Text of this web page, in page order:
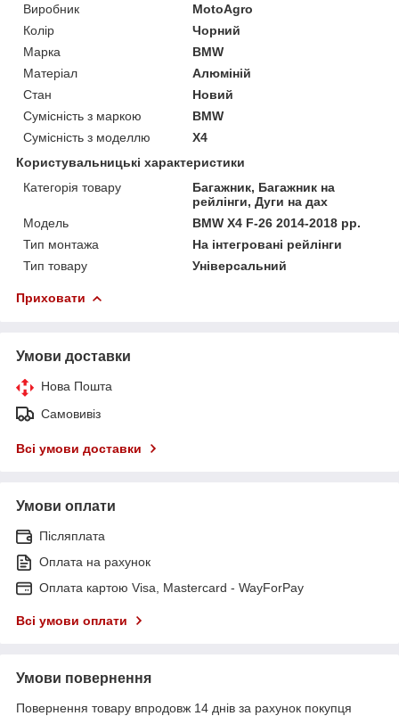
Виробник
MotoAgro
Колір
Чорний
Марка
BMW
Матеріал
Алюміній
Стан
Новий
Сумісність з маркою
BMW
Сумісність з моделлю
X4
Користувальницькі характеристики
Категорія товару
Багажник, Багажник на
рейлінги, Дуги на дах
Мoдель
BMW X4 F-26 2014-2018 рр.
Тип монтажа
На інтегровані рейлінги
Тип товару
Універсальний
Приховати
Умови доставки
Нова Пошта
Самовивіз
Всі умови доставки
Умови оплати
Післяплата
Оплата на рахунок
Оплата картою Visa, Mastercard - WayForPay
Всі умови оплати
Умови повернення
Повернення товару впродовж 14 днів за рахунок покупця